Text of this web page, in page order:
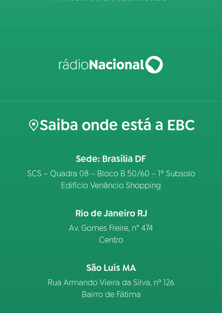
Saiba onde está a EBC
Sede: Brasília DF
SCS – Quadra 08 – Bloco B 50/60 – 1º Subsolo
Edifício Venâncio Shopping
Rio de Janeiro RJ
Av. Gomes Freire, n° 474
Centro
São Luís MA
Rua Armando Vieira da Silva, nº 126
Bairro de Fátima